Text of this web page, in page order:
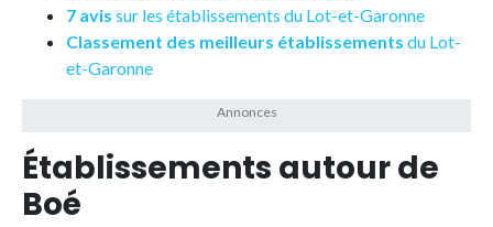
7 avis sur les établissements du Lot-et-Garonne
Classement des meilleurs établissements du Lot-
et-Garonne
Établissements autour de
Boé